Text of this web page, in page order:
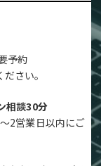
予約
さい。
相談30分
2営業日以内にご